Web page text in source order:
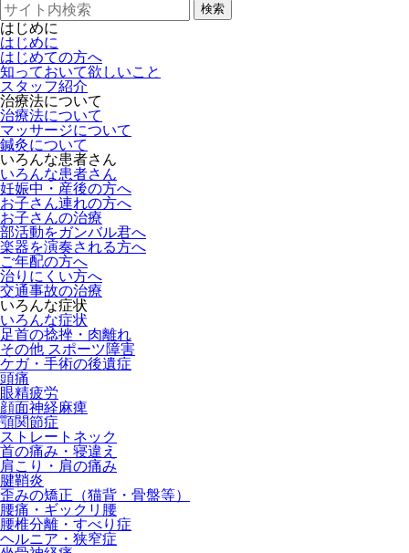
検索
はじめに
はじめに
はじめての方へ
知っておいて欲しいこと
スタッフ紹介
治療法について
治療法について
マッサージについて
鍼灸について
いろんな患者さん
いろんな患者さん
妊娠中・産後の方へ
お子さん連れの方へ
お子さんの治療
部活動をガンバル君へ
楽器を演奏される方へ
ご年配の方へ
治りにくい方へ
交通事故の治療
いろんな症状
いろんな症状
足首の捻挫・肉離れ
その他 スポーツ障害
ケガ・手術の後遺症
頭痛
眼精疲労
顔面神経麻痺
顎関節症
ストレートネック
首の痛み・寝違え
肩こり・肩の痛み
腱鞘炎
歪みの矯正（猫背・骨盤等）
腰痛・ギックリ腰
腰椎分離・すべり症
ヘルニア・狭窄症